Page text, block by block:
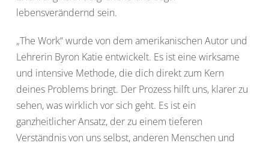
lebensverändernd sein.
„The Work“ wurde von dem amerikanischen Autor und
Lehrerin Byron Katie entwickelt. Es ist eine wirksame
und intensive Methode, die dich direkt zum Kern
deines Problems bringt. Der Prozess hilft uns, klarer zu
sehen, was wirklich vor sich geht. Es ist ein
ganzheitlicher Ansatz, der zu einem tieferen
Verständnis von uns selbst, anderen Menschen und